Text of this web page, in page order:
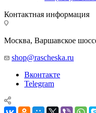
Контактная информация
Москва, Варшавское
shop@rascheska.ru
Вконтакте
Telegram